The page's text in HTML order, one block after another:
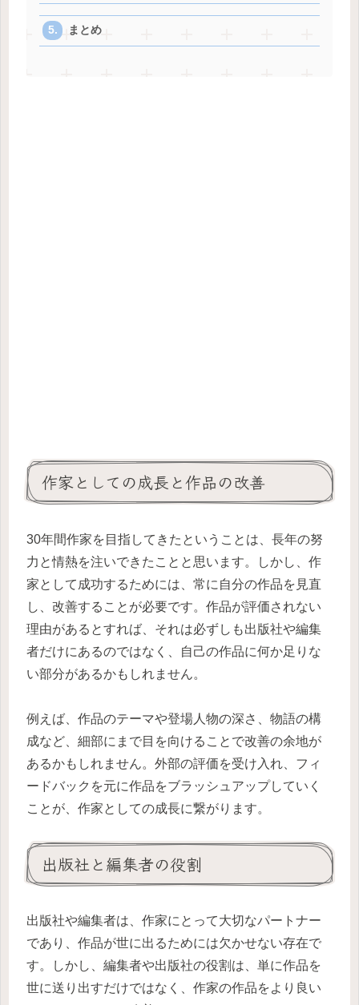
まとめ
作家としての成長と作品の改善
30年間作家を目指してきたということは、長年の努
力と情熱を注いできたことと思います。しかし、作
家として成功するためには、常に自分の作品を見直
し、改善することが必要です。作品が評価されない
理由があるとすれば、それは必ずしも出版社や編集
者だけにあるのではなく、自己の作品に何か足りな
い部分があるかもしれません。
例えば、作品のテーマや登場人物の深さ、物語の構
成など、細部にまで目を向けることで改善の余地が
あるかもしれません。外部の評価を受け入れ、フィ
ードバックを元に作品をブラッシュアップしていく
ことが、作家としての成長に繋がります。
出版社と編集者の役割
出版社や編集者は、作家にとって大切なパートナー
であり、作品が世に出るためには欠かせない存在で
す。しかし、編集者や出版社の役割は、単に作品を
世に送り出すだけではなく、作家の作品をより良い